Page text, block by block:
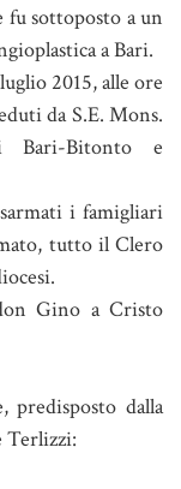
fu sottoposto a un
a Bari.
2015, alle ore
da S.E. Mons.
Bari-Bitonto e
i famigliari
tutto il Clero
Gino a Cristo
predisposto dalla
Terlizzi: